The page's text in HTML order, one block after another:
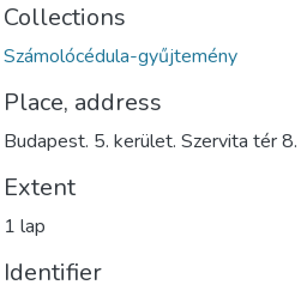
Collections
Számolócédula-gyűjtemény
Place, address
Budapest. 5. kerület. Szervita tér 8.
Extent
1 lap
Identifier